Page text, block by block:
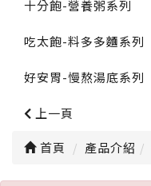
十分飽-營養粥系列
吃太飽-料多多麵系列
好安胃-慢熬湯底系列
上一頁
首頁 產品介紹